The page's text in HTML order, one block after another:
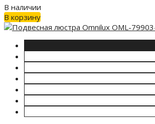
В наличии
В корзину